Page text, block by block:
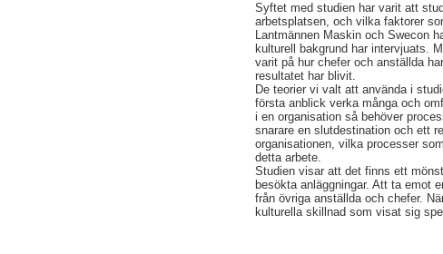
Syftet med studien har varit att
arbetsplatsen, och vilka faktorer
Lantmännen Maskin och Swecon
kulturell bakgrund har intervjuats.
varit på hur chefer och anställda
resultatet har blivit.
De teorier vi valt att använda i
första anblick verka många och
i en organisation så behöver
snarare en slutdestination och ett
organisationen, vilka processer
detta arbete.
Studien visar att det finns ett
besökta anläggningar. Att ta emot
från övriga anställda och chefer.
kulturella skillnad som visat sig